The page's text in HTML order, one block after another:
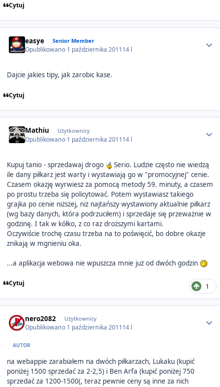
Cytuj
easye Senior Member
Opublikowano 1 października 201114 l
Dajcie jakies tipy, jak zarobic kase.
Cytuj
Mathiu Użytkownicy
Opublikowano 1 października 201114 l
Kupuj tanio - sprzedawaj drogo
Serio. Ludzie często nie wiedzą
ile dany piłkarz jest warty i wystawiają go w "promocyjnej" cenie.
Czasem okazję wyrwiesz za pomocą metody 59. minuty, a czasem
po prostu trzeba się policytować. Potem wystawiasz takiego
grajka po cenie niższej, niż najtańszy wystawiony aktualnie piłkarz
(wg bazy danych, która podrzuciłem) i sprzedaje się przeważnie w
godzinę. I tak w kółko, z co raz droższymi kartami.
Oczywiście trochę czasu trzeba na to poświęcić, bo dobre okazje
znikają w mgnieniu oka.
...a aplikacja webowa nie wpuszcza mnie już od dwóch godzin
Cytuj 1
nero2082 Użytkownicy
Opublikowano 1 października 201114 l
AUTOR
na webappie zarabiałem na dwóch piłkarzach, Lukaku (kupić
poniżej 1500 sprzedać za 2-2,5) i Ben Arfa (kupić poniżej 750
sprzedać za 1200-1500(, teraz pewnie ceny są inne za nich